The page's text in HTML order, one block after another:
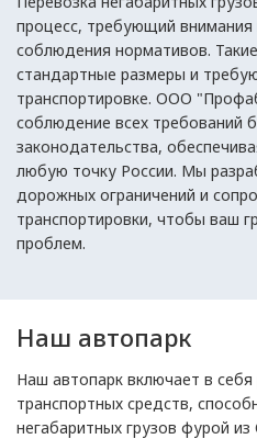
процесс, требующий внимания
соблюдения нормативов.
стандартные размеры и
транспортировке. ООО
соблюдение всех требований
законодательства,
любую точку России. Мы
дорожных ограничений и
транспортировки, чтобы ваш
проблем.
Наш автопарк
Наш автопарк включает в
транспортных средств,
негабаритных грузов фурой